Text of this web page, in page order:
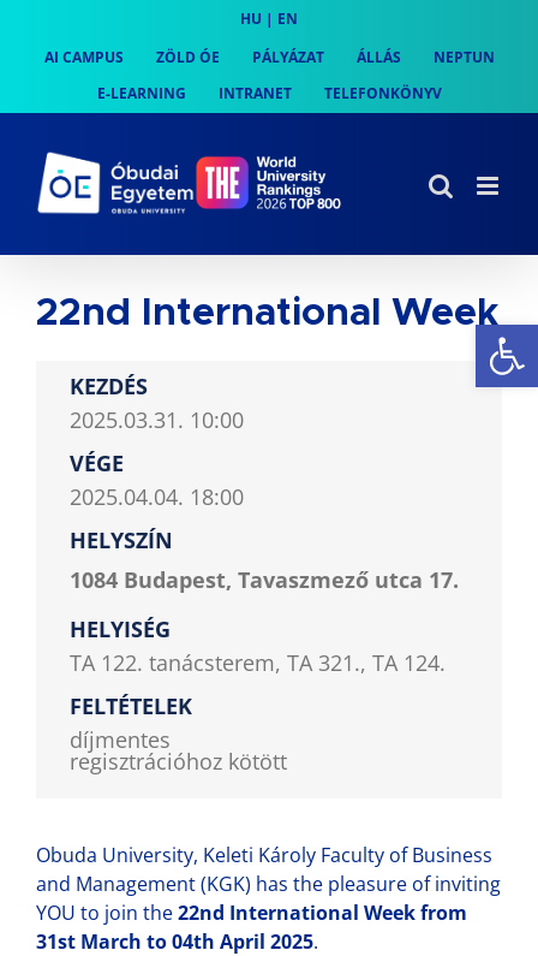
content
HU | EN
AI CAMPUS
ZÖLD ÓE PÁLYÁZAT ÁLLÁS
NEPTUN
E-LEARNING
INTRANET TELEFONKÖNYV
22nd International Week
KEZDÉS
2025.03.31. 10:00
VÉGE
2025.04.04. 18:00
HELYSZÍN
1084 Budapest, Tavaszmező utca 17.
HELYISÉG
TA 122. tanácsterem, TA 321., TA 124.
FELTÉTELEK
díjmentes
regisztrációhoz kötött
Obuda University, Keleti Károly Faculty of Business
and Management (KGK) has the pleasure of inviting
YOU to join the22nd International Week from
31st March to 04th April 2025.